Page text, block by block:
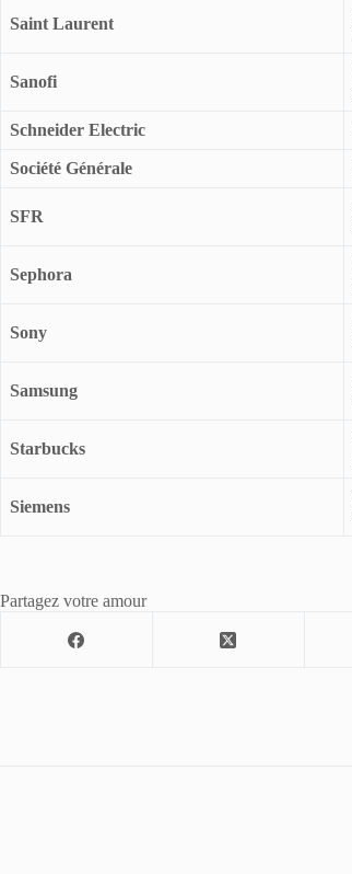
Saint Laurent
Sanofi
Schneider Electric
Société Générale
SFR
Sephora
Sony
Samsung
Starbucks
Siemens
Partagez votre amour